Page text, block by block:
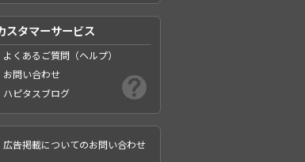
スタマーサービス
よくあるご質問（ヘルプ）
お問い合わせ
ハピタスブログ
広告掲載についてのお問い合わせ